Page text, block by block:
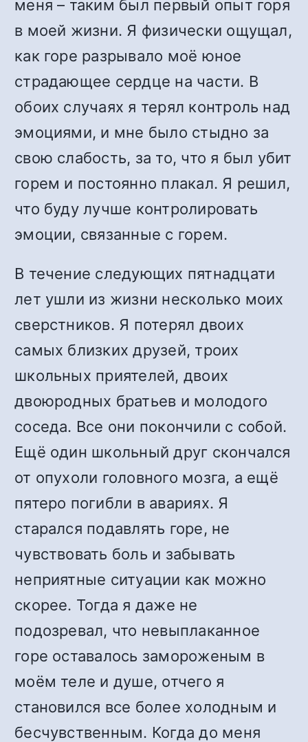
меня – таким был первый опыт горя
в моей жизни. Я физически ощущал,
как горе разрывало моё юное
страдающее сердце на части. В
обоих случаях я терял контроль над
эмоциями, и мне было стыдно за
свою слабость, за то, что я был убит
горем и постоянно плакал. Я решил,
что буду лучше контролировать
эмоции, связанные с горем.
В течение следующих пятнадцати
лет ушли из жизни несколько моих
сверстников. Я потерял двоих
самых близких друзей, троих
школьных приятелей, двоих
двоюродных братьев и молодого
соседа. Все они покончили с собой.
Ещё один школьный друг скончался
от опухоли головного мозга, а ещё
пятеро погибли в авариях. Я
старался подавлять горе, не
чувствовать боль и забывать
неприятные ситуации как можно
скорее. Тогда я даже не
подозревал, что невыплаканное
горе оставалось замороженым в
моём теле и душе, отчего я
становился все более холодным и
бесчувственным. Когда до меня